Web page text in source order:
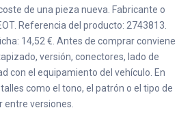
de una pieza nueva. Fabricante o
Referencia del producto: 2743813.
14,52 €. Antes de comprar conviene
versión, conectores, lado de
con el equipamiento del vehículo. En
como el tono, el patrón o el tipo de
versiones.